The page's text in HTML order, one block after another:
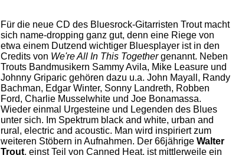
Für die neue CD des Bluesrock-Gitarristen Trout macht
sich name-dropping ganz gut, denn eine Riege von
etwa einem Dutzend wichtiger Bluesplayer ist in den
Credits von We're All In This Togethergenannt. Neben
Trouts Bandmusikern Sammy Avila, Mike Leasure und
Johnny Griparic gehören dazu u.a. John Mayall, Randy
Bachman, Edgar Winter, Sonny Landreth, Robben
Ford, Charlie Musselwhite und Joe Bonamassa.
Wieder einmal Urgesteine und Legenden des Blues
unter sich. Im Spektrum black and white, urban and
rural, electric and acoustic. Man wird inspiriert zum
weiteren Stöbern in Aufnahmen. Der 66jährige Walter
Trout, einst Teil von Canned Heat, ist mittlerweile ein